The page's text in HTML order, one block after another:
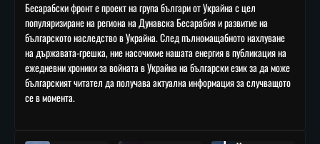
Бесарабски фронт е проект на група българи от Украйна с цел
популяризиране на региона на Дунавска Бесарабия и развитие на
българското наследство в Украйна. След пълномащабното нахлуване
на държавата-грешка, ние насочихме нашата енергия в публикация на
ежедневни хроники за войната в Украйна на български език за да може
българският читател да получава актуална информация за случващото
се в момента.